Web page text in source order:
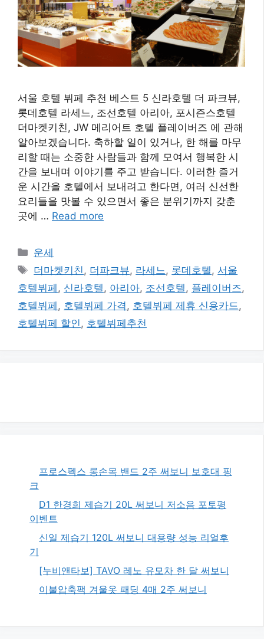
서울 호텔 뷔페 추천 베스트 5 신라호텔 더 파크뷰,
롯데호텔 라세느, 조선호텔 아리아, 포시즌스호텔
더마켓키친, JW 메리어트 호텔 플레이버즈 에 관해
알아보겠습니다. 축하할 일이 있거나, 한 해를 마무
리할 때는 소중한 사람들과 함께 모여서 행복한 시
간을 보내며 이야기를 주고 받습니다. 이러한 즐거
운 시간을 호텔에서 보내려고 한다면, 여러 신선한
요리들을 맛볼 수 있으면서 좋은 분위기까지 갖춘
곳에 … Read more
카
테
고
리
운세
태
그
더마켓키친 , 더파크뷰, 라세느 , 롯데호텔 , 서울
호텔뷔페 , 신라호텔 , 아리아, 조선호텔 , 플레이버즈 ,
호텔뷔페 , 호텔뷔페 가격 , 호텔뷔페 제휴 신용카드 ,
호텔뷔페 할인 , 호텔뷔페추천
프로스펙스 롱손목 밴드 2주 써보니 보호대 핑
크
D1 한경희 제습기 20L 써보니 저소음 포토평
이벤트
신일 제습기 120L 써보니 대용량 성능 리얼후
기
[누비앤타보] TAVO 레노 유모차 한 달 써보니
이불압축팩 겨울옷 패딩 4매 2주 써보니